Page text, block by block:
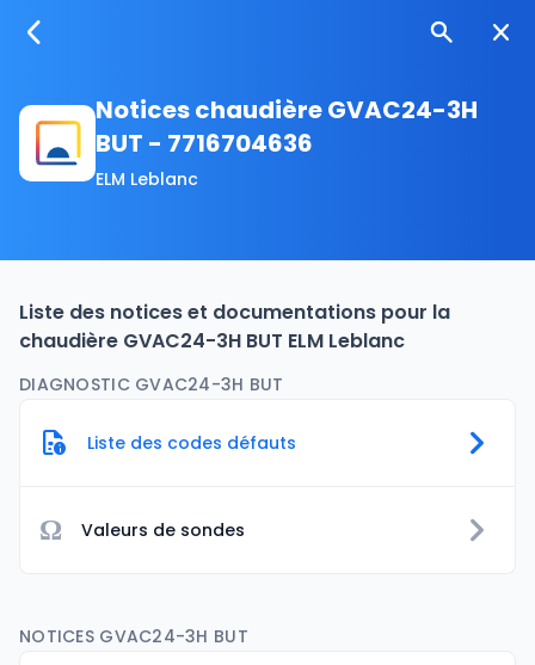
Notices chaudière GVAC24-3H
BUT - 7716704636
ELM Leblanc
Liste des notices et documentations pour la
chaudière GVAC24-3H BUT ELM Leblanc
DIAGNOSTIC GVAC24-3H BUT
Liste des codes défauts
Ω Valeurs de sondes
NOTICES GVAC24-3H BUT